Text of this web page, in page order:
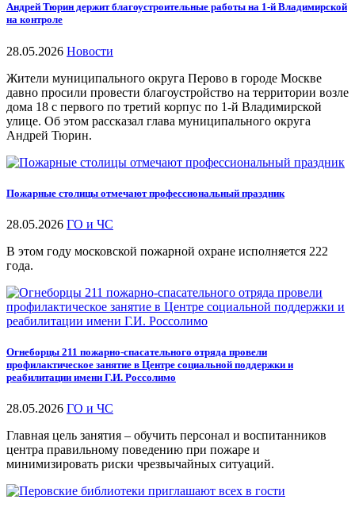
Андрей Тюрин держит благоустроительные работы на 1-й Владимирской
на контроле
28.05.2026 Новости
Жители муниципального округа Перово в городе Москве
давно просили провести благоустройство на территории возле
дома 18 с первого по третий корпус по 1-й Владимирской
улице. Об этом рассказал глава муниципального округа
Андрей Тюрин.
Пожарные столицы отмечают профессиональный праздник
28.05.2026 ГО и ЧС
В этом году московской пожарной охране исполняется 222
года.
Огнеборцы 211 пожарно-спасательного отряда провели
профилактическое занятие в Центре социальной поддержки и
реабилитации имени Г.И. Россолимо
28.05.2026 ГО и ЧС
Главная цель занятия – обучить персонал и воспитанников
центра правильному поведению при пожаре и
минимизировать риски чрезвычайных ситуаций.